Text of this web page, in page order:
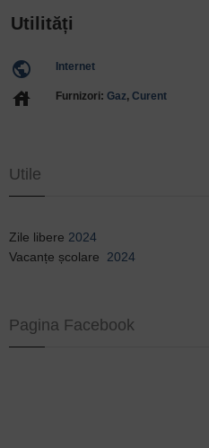
Utilități
public Internet
house Furnizori: Gaz, Curent
Utile
Zile libere 2024
Vacanțe școlare 2024
Pagina Facebook